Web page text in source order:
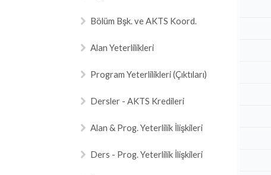
Bölüm Bşk. ve AKTS Koord.
Alan Yeterlilikleri
Program Yeterlilikleri (Çıktıları)
Dersler - AKTS Kredileri
Alan & Prog. Yeterlilik İlişkileri
Ders - Prog. Yeterlilik İlişkileri